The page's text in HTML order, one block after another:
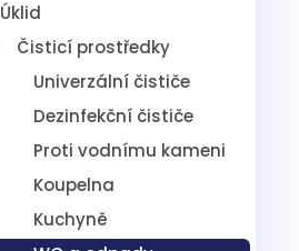
Úklid
Čisticí prostředky
Univerzální čističe
Dezinfekční čističe
Proti vodnímu kameni
Koupelna
Kuchyně